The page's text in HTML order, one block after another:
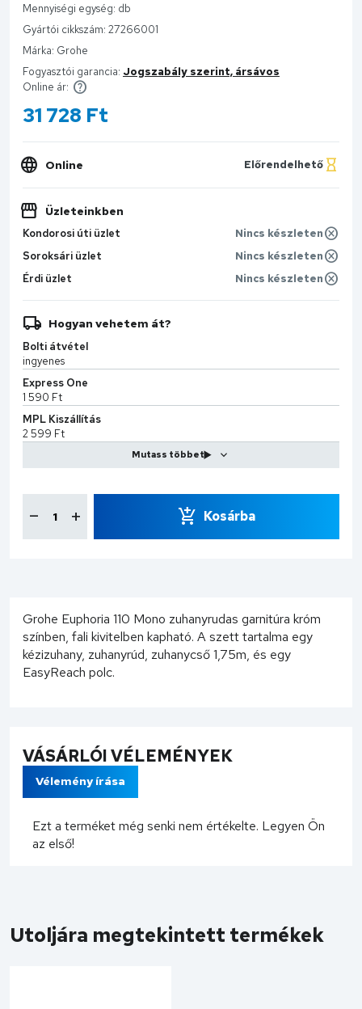
Mennyiségi egység: db
Gyártói cikkszám: 27266001
Márka: Grohe
Fogyasztói garancia: Jogszabály szerint, ársávos
Online ár:
31 728 Ft
Online Előrendelhető
Üzleteinkben
Kondorosi úti üzlet
Nincs készleten
Soroksári üzlet
Nincs készleten
Érdi üzlet
Nincs készleten
Hogyan vehetem át?
Bolti átvétel
ingyenes
Express One
1 590 Ft
MPL Kiszállítás
2 599 Ft
7 990 Ft
Kosárba
Grohe Euphoria 110 Mono zuhanyrudas garnitúra króm
színben, fali kivitelben kapható. A szett tartalma egy
kézizuhany, zuhanyrúd, zuhanycső 1,75m, és egy
EasyReach polc.
VÁSÁRLÓI VÉLEMÉNYEK
Vélemény írása
Ezt a terméket még senki nem értékelte. Legyen Ön
az első!
Utoljára megtekintett termékek